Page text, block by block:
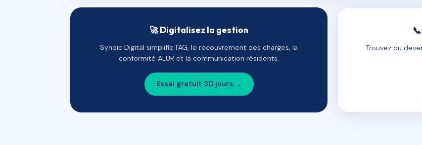
🚀 Digitalisez la gestion
Syndic Digital simplifie l'AG, le recouvrement des charges, la
conformité ALUR et la communication résidents.
Essai gratuit 30 jours →
Trouvez ou